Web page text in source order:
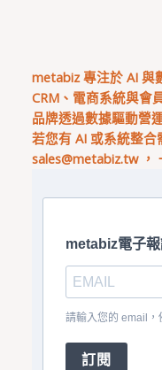
metabiz 專注於 AI 與
CRM、電商系統與會
品牌透過數據驅動營
若您有 AI 或系統整
sales@metabiz.tw，
metabiz電子
請輸入您的 email，
訂閱